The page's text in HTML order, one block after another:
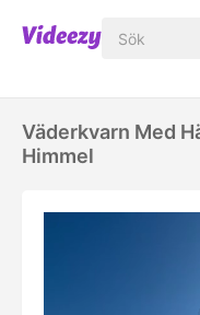
Väderkvarn Med
Himmel